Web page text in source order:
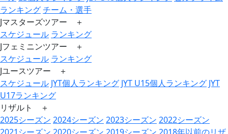
ランキングチーム・選手
Jマスターズツアー ＋
スケジュール ランキング
Jフェミニンツアー ＋
スケジュール ランキング
Jユースツアー ＋
スケジュール JYT個人ランキング JYT U15個人ランキング JYT
U17ランキング
リザルト ＋
2025シーズン 2024シーズン 2023シーズン 2022シーズン